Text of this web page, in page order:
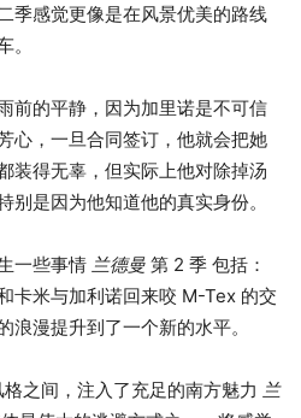
季感觉更像是在风景优美的路线
。
前的平静，因为加里诺是不可信
心，一旦合同签订，他就会把她
装得无辜，但实际上他对除掉汤
是因为他知道他的真实身份。
一些事情 兰德曼 第 2 季 包括：
卡米与加利诺回来咬 M-Tex 的交
漫提升到了一个新的水平。
之间，注入了充足的南方魅力 兰